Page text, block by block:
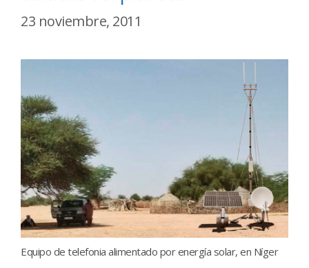
23 noviembre, 2011
Equipo de telefonia alimentado por energía solar, en Níger